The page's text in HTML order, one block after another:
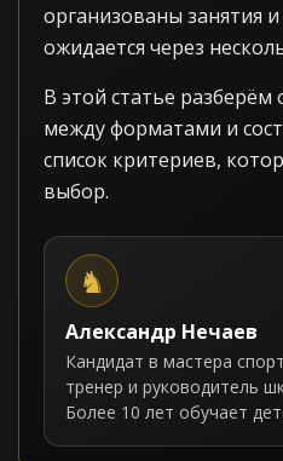
организованы занятия
ожидается через
В этой статье разберём
между форматами и
список критериев,
выбор.
Александр Нечаев
Кандидат в мастера
тренер и руководитель
Более 10 лет обучает